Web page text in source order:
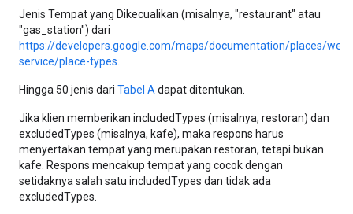
Jenis Tempat yang Dikecualikan (misalnya, "restaurant" atau
"gas_station") dari
https://developers.google.com/maps/documentation/places/web-
service/place-types
Hingga 50 jenis dari Tabel A dapat ditentukan.
Jika klien memberikan includedTypes (misalnya, restoran) dan
excludedTypes (misalnya, kafe), maka respons harus
menyertakan tempat yang merupakan restoran, tetapi bukan
kafe. Respons mencakup tempat yang cocok dengan
setidaknya salah satu includedTypes dan tidak ada
excludedTypes.